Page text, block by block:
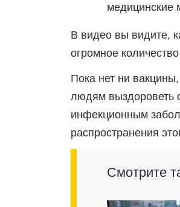
медицинские
В видео вы видите,
огромное
Пока нет ни
людям выздороветь
инфекционным
распространения
Смотрите